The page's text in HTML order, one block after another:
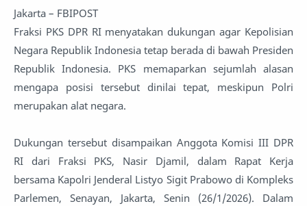
Jakarta – FBIPOST
Fraksi PKS DPR RI menyatakan dukungan agar Kepolisian
Negara Republik Indonesia tetap berada di bawah Presiden
Republik Indonesia. PKS memaparkan sejumlah alasan
mengapa posisi tersebut dinilai tepat, meskipun Polri
merupakan alat negara.
Dukungan tersebut disampaikan Anggota Komisi III DPR
RI dari Fraksi PKS, Nasir Djamil, dalam Rapat Kerja
bersama Kapolri Jenderal Listyo Sigit Prabowo di Kompleks
Parlemen, Senayan, Jakarta, Senin (26/1/2026). Dalam